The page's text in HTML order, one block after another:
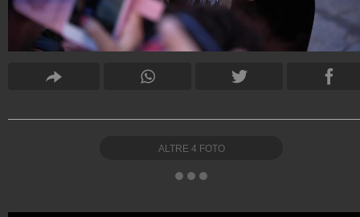
ALTRE 4 FOTO